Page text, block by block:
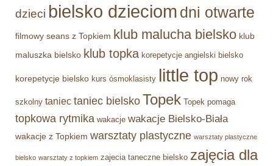
dzieci bielsko dzieciom dni otwarte
filmowy seans z Topkiem klub malucha bielsko klub
maluszka bielsko klub topka korepetycje angielski bielsko
korepetycje bielsko kurs ósmoklasisty little top nowy rok
szkolny taniec taniec bielsko Topek Topek pomaga
topkowa rytmika wakacje wakacje Bielsko-Biała
wakacje z Topkiem warsztaty plastyczne warsztaty plastyczne
bielsko warsztaty z topkiem zajecia taneczne bielsko zajęcia dla